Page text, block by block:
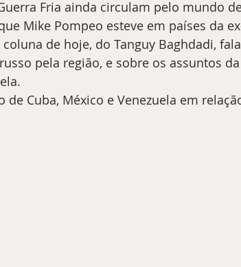
Fria ainda circulam pelo mundo
Mike Pompeo esteve em países da
coluna de hoje, do Tanguy Baghdadi,
pela região, e sobre os assuntos
de Cuba, México e Venezuela em